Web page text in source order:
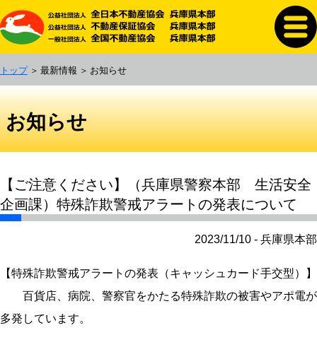
トップ 最新情報 お知らせ
お知らせ
【ご注意ください】（兵庫県警察本部 生活安全
企画課）特殊詐欺警戒アラートの発表について
2023/11/10 - 兵庫県本部
【特殊詐欺警戒アラートの発表（キャッシュカード手交型）】
百貨店、病院、警察官をかたる特殊詐欺の被害やアポ電が
多発しています。